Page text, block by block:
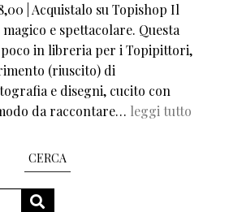
| Acquistalo su Topishop Il
e spettacolare. Questa
in libreria per i Topipittori,
(riuscito) di
e disegni, cucito con
da raccontare… leggi tutto
CERCA
SEARCH